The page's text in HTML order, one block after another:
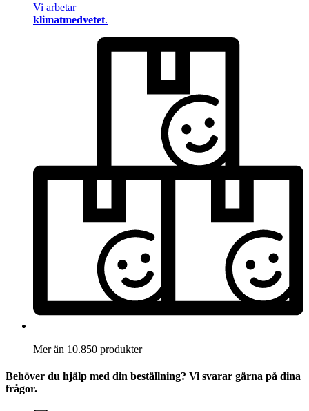
Vi arbetar
klimatmedvetet.
Mer än 10.850 produkter
Behöver du hjälp med din beställning? Vi svarar gärna på dina
frågor.